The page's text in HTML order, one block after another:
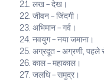
लख – देख।
जीवन – जिंदगी।
अभिमान – गर्व।
नवयुग – नया जमाना।
अग्रदूत – अग्रणी, पहले
काल – महाकाल।
जलधि – समुद्र।